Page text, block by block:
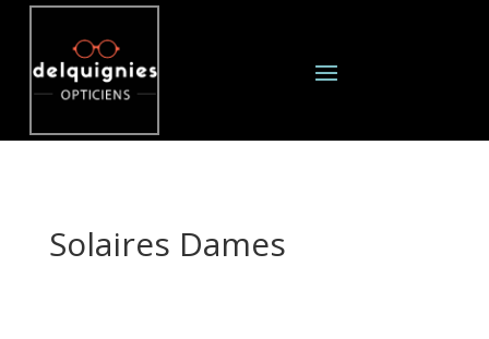
Solaires Dames